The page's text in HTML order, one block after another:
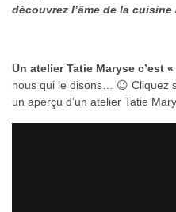
découvrez l’âme de la
Un atelier Tatie Maryse c’est
nous qui le disons… 😉 Cliquez
un aperçu d’un atelier Tatie